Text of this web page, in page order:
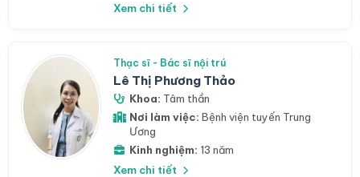
Xem chi tiết
Thạc sĩ - Bác sĩ nội trú
Lê Thị Phương Thảo
Khoa: Tâm thần
Nơi làm việc: Bệnh viện tuyến Trung
Ương
Kinh nghiệm: 13 năm
Xem chi tiết